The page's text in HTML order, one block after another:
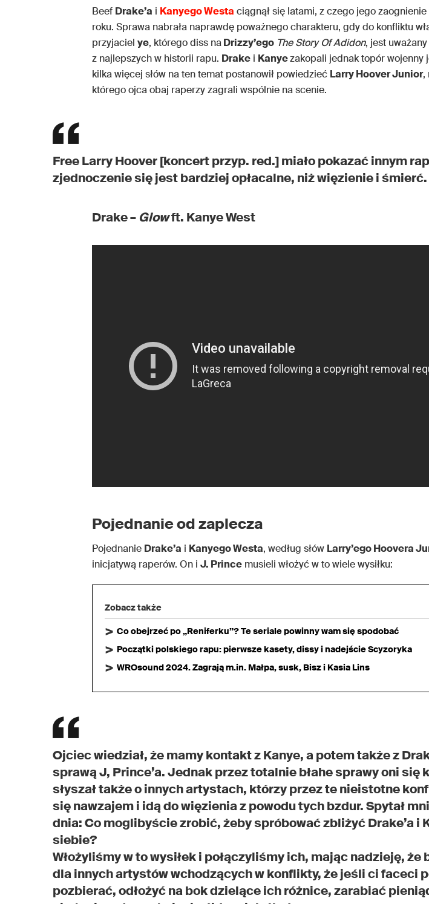
Beef Drake’a i Kanyego Westa ciągnął się latami, z czego jego zaognienie
roku. Sprawa nabrała naprawdę poważnego charakteru, gdy do konfliktu
przyjaciel ye, którego diss naDrizzy’ego The Story Of Adidon, jest
z najlepszych w historii rapu. Drake i Kanyezakopali jednak topór wojenny
kilka więcej słów na ten temat postanowił powiedzieć Larry Hoover Junior,
którego ojca obaj raperzy zagrali wspólnie na scenie.
Free Larry Hoover [koncert przyp. red.] miało pokazać innym
zjednoczenie się jest bardziej opłacalne, niż więzienie i śmierć.
Drake – Glowft. Kanye West
Pojednanie od zaplecza
Pojednanie Drake’a i Kanyego Westa, według słów Larry’ego Hoovera
inicjatywą raperów. On i J. Prince musieli włożyć w to wiele wysiłku:
Zobacz także
Co obejrzeć po „Reniferku”? Te seriale powinny wam się spodobać
Początki polskiego rapu: pierwsze kasety, dissy i nadejście Scyzoryka
WROsound 2024. Zagrają m.in. Małpa, susk, Bisz i Kasia Lins
Ojciec wiedział, że mamy kontakt z Kanye, a potem także z
sprawą J, Prince’a. Jednak przez totalnie błahe sprawy oni się
słyszał także o innych artystach, którzy przez te nieistotne
się nawzajem i idą do więzienia z powodu tych bzdur. Spytał
dnia: Co moglibyście zrobić, żeby spróbować zbliżyć Drake’a i
siebie?
Włożyliśmy w to wysiłek i połączyliśmy ich, mając nadzieję, że
dla innych artystów wchodzących w konflikty, że jeśli ci faceci
pozbierać, odłożyć na bok dzielące ich różnice, zarabiać